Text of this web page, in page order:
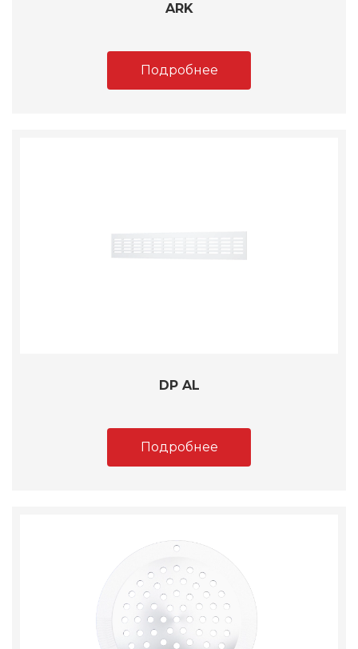
ARK
Подробнее
DP AL
Подробнее